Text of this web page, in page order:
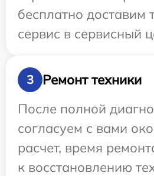
бесплатно доставим
сервис в сервисный
3
Ремонт техники
После полной
согласуем с вами
расчет, время
к восстановлению